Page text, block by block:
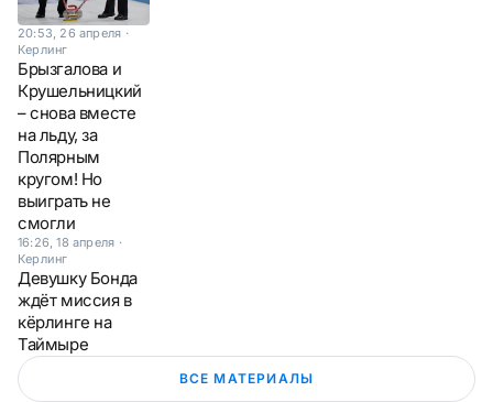
20:53, 26 апреля ·
Керлинг
Брызгалова и
Крушельницкий
– снова вместе
на льду, за
Полярным
кругом! Но
выиграть не
смогли
16:26, 18 апреля ·
Керлинг
Девушку Бонда
ждёт миссия в
кёрлинге на
Таймыре
ВСЕ МАТЕРИАЛЫ